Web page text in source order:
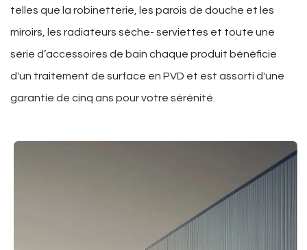
telles que la robinetterie, les parois de douche et les
miroirs, les radiateurs sèche- serviettes et toute une
série d’accessoires de bain chaque produit bénéficie
d'un traitement de surface en PVD et est assorti d'une
garantie de cinq ans pour votre sérénité.